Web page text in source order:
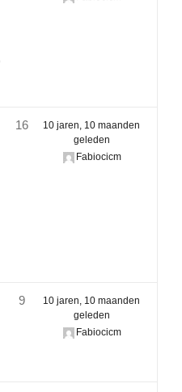
16
10 jaren, 10 maanden
geleden
Fabiocicm
9
10 jaren, 10 maanden
geleden
Fabiocicm